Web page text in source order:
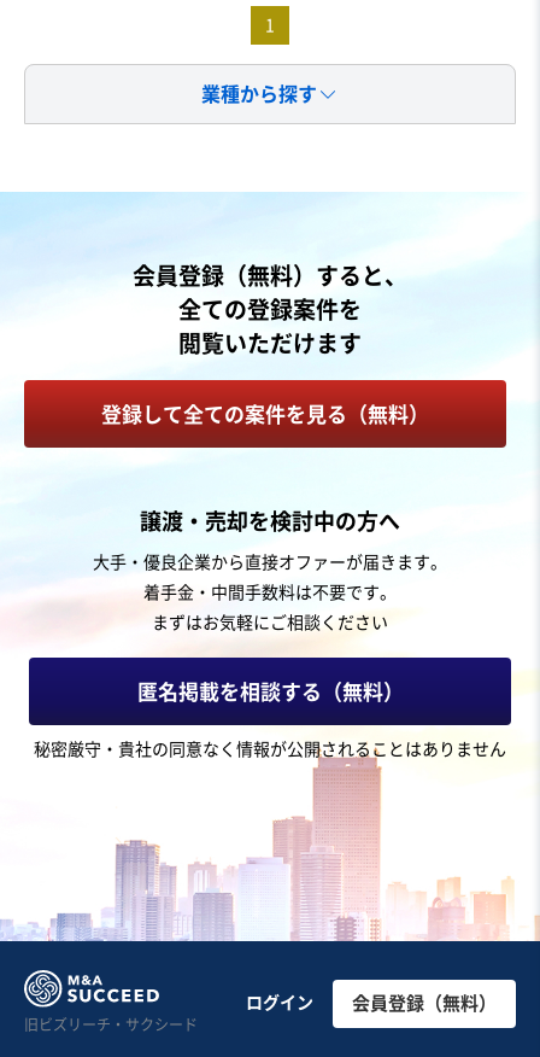
1
業種から探す
会員登録（無料）すると、
全ての登録案件を
閲覧いただけます
登録して全ての案件を見る（無料）
譲渡・売却を検討中の方へ
大手・優良企業から直接オファーが届きます。
着手金・中間手数料は不要です。
まずはお気軽にご相談ください
匿名掲載を相談する（無料）
秘密厳守・貴社の同意なく情報が公開されることはありません
旧ビズリーチ・サクシード
ログイン 会員登録（無料）